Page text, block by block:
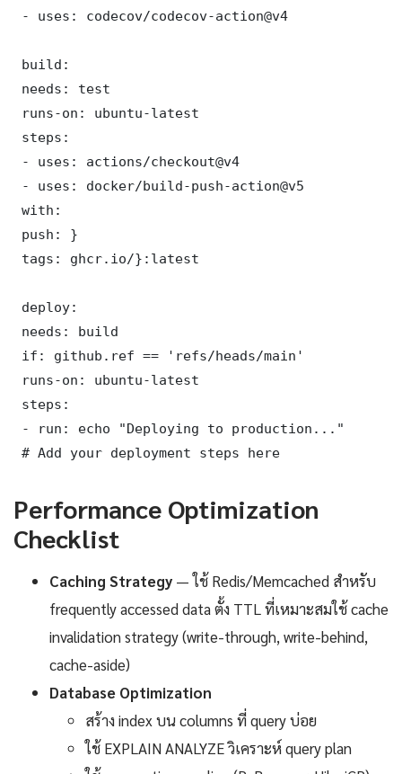
- uses: codecov/codecov-action@v4
build:
needs: test
runs-on: ubuntu-latest
steps:
- uses: actions/checkout@v4
- uses: docker/build-push-action@v5
with:
push: }
tags: ghcr.io/}:latest
deploy:
needs: build
if: github.ref == 'refs/heads/main'
runs-on: ubuntu-latest
steps:
- run: echo "Deploying to production..."
# Add your deployment steps here
Performance Optimization
Checklist
Caching Strategy — ใช้ Redis/Memcached สำหรับ
frequently accessed data ตั้ง TTL ที่เหมาะสมใช้ cache
invalidation strategy (write-through, write-behind,
cache-aside)
Database Optimization
สร้าง index บน columns ที่ query บ่อย
ใช้ EXPLAIN ANALYZE วิเคราะห์ query plan